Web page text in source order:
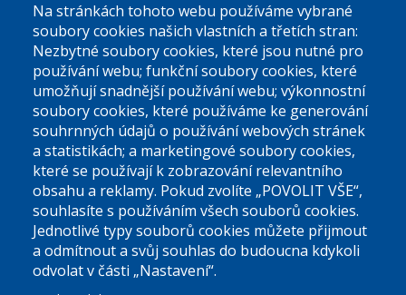
El. podatelna (bez el. podpisu):
podatelna@praha9.cz
Úřední dny:
Po a St: 08.00-12.00; 13.00-18.00
Úřední hodiny
Na stránkách tohoto webu používáme vybrané
soubory cookies našich vlastních a třetích stran:
Nezbytné soubory cookies, které jsou nutné pro
používání webu; funkční soubory cookies, které
umožňují snadnější používání webu; výkonnostní
soubory cookies, které používáme ke generování
souhrnných údajů o používání webových stránek
a statistikách; a marketingové soubory cookies,
které se používají k zobrazování relevantního
obsahu a reklamy. Pokud zvolíte „POVOLIT VŠE“,
souhlasíte s používáním všech souborů cookies.
Jednotlivé typy souborů cookies můžete přijmout
a odmítnout a svůj souhlas do budoucna kdykoli
odvolat v části „Nastavení“.